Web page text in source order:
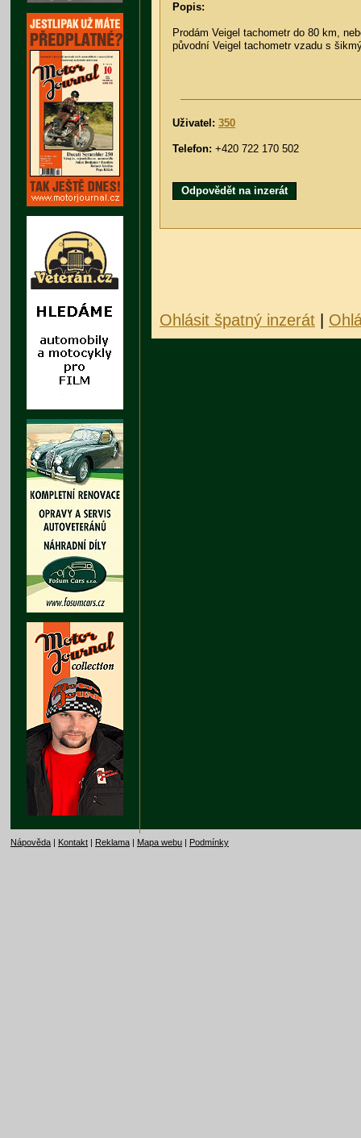
Popis:
Prodám Veigel tachometr do 80 km,
původní Veigel tachometr vzadu s
Uživatel: 350
Telefon: +420 722 170 502
Odpovědět na inzerát
Ohlásit špatný inzerát
Nápověda | Kontakt | Reklama | Mapa webu | Podmínky